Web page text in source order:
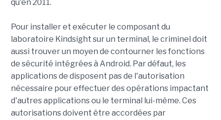
qu'en 2011.
Pour installer et exécuter le composant du
laboratoire Kindsight sur un terminal, le criminel doit
aussi trouver un moyen de contourner les fonctions
de sécurité intégrées à Android. Par défaut, les
applications de disposent pas de l'autorisation
nécessaire pour effectuer des opérations impactant
d'autres applications ou le terminal lui-même. Ces
autorisations doivent être accordées par